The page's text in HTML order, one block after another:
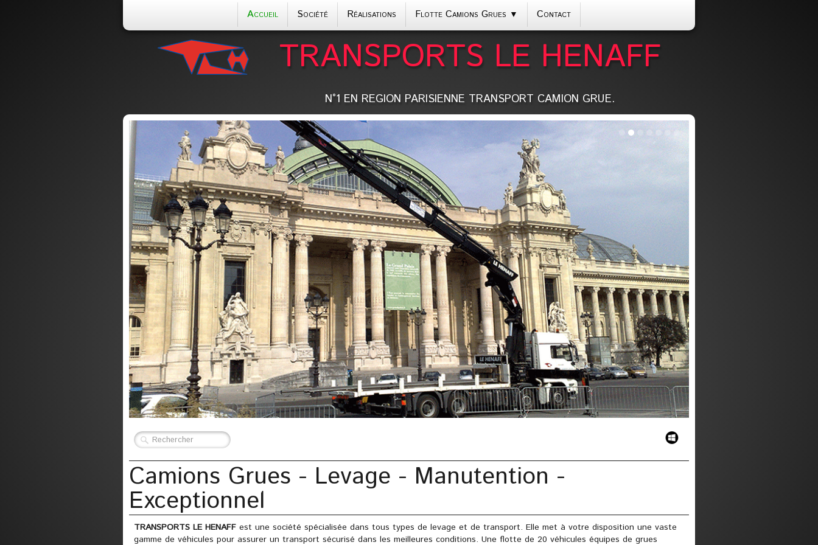
Accueil Société Réalisations Flotte Camions Grues ▼ Contact
TRANSPORTS LE HENAFF
N°1 EN REGION PARISIENNE TRANSPORT CAMION GRUE.
Camions Grues - Levage - Manutention -
Exceptionnel
TRANSPORTS LE HENAFF est une société spécialisée dans tous types de levage et de transport. Elle met à votre disposition une vaste
gamme de véhicules pour assurer un transport sécurisé dans les meilleures conditions. Une flotte de 20 véhicules équipes de grues